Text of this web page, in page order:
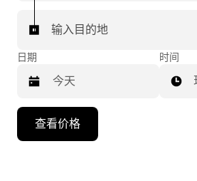
输入目的地
日期
向
时间
查看价格